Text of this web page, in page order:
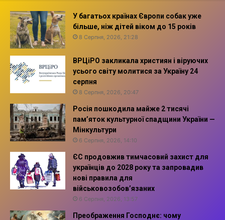
У багатьох країнах Європи собак уже
більше, ніж дітей віком до 15 років
8 Серпня, 2026, 21:28
ВРЦіРО закликала християн і віруючих
усього світу молитися за Україну 24
серпня
8 Серпня, 2026, 20:47
Росія пошкодила майже 2 тисячі
пам’яток культурної спадщини України —
Мінкультури
6 Серпня, 2026, 14:10
ЄС продовжив тимчасовий захист для
українців до 2028 року та запровадив
нові правила для
військовозобов’язаних
6 Серпня, 2026, 13:57
Преображення Господнє: чому